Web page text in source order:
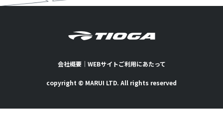
会社概要｜ WEBサイトご利用にあたって
copyright © MARUI LTD. All rights reserved